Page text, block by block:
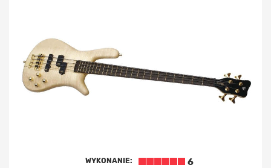
WYKONANIE: 6